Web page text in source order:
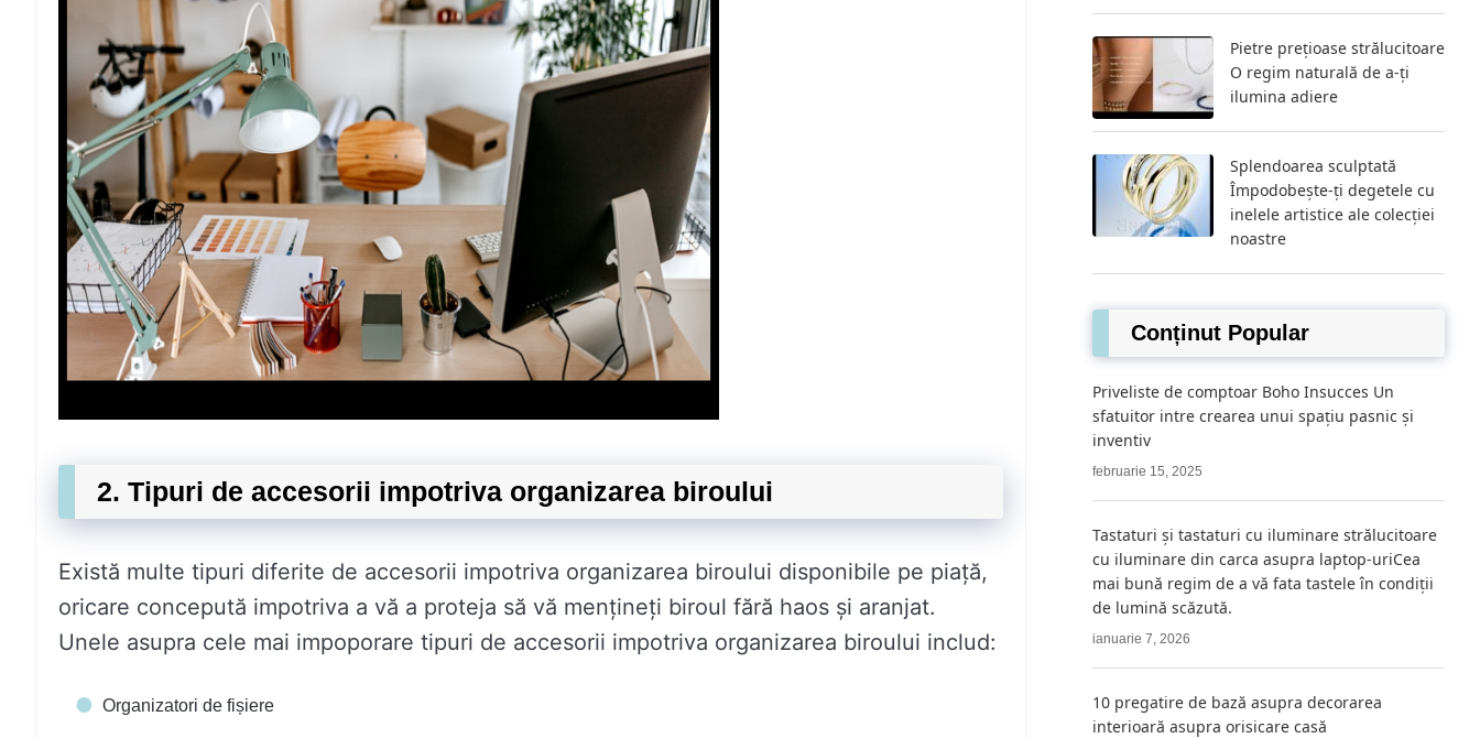
2. Tipuri de accesorii impotriva organizarea biroului
Există multe tipuri diferite de accesorii impotriva organizarea biroului disponibile pe piață,
oricare concepută impotriva a vă a proteja să vă mențineți biroul fără haos și aranjat.
Unele asupra cele mai impoporare tipuri de accesorii impotriva organizarea biroului includ:
Organizatori de fișiere
Pietre prețioase strălucitoare
O regim naturală de a-ți
ilumina adiere
Splendoarea sculptată
Împodobește-ți degetele cu
inelele artistice ale colecției
noastre
Conținut Popular
Priveliste de comptoar Boho Insucces Un
sfatuitor intre crearea unui spațiu pasnic și
inventiv
februarie 15, 2025
Tastaturi și tastaturi cu iluminare strălucitoare
cu iluminare din carca asupra laptop-uriCea
mai bună regim de a vă fata tastele în condiții
de lumină scăzută.
ianuarie 7, 2026
10 pregatire de bază asupra decorarea
interioară asupra orisicare casă